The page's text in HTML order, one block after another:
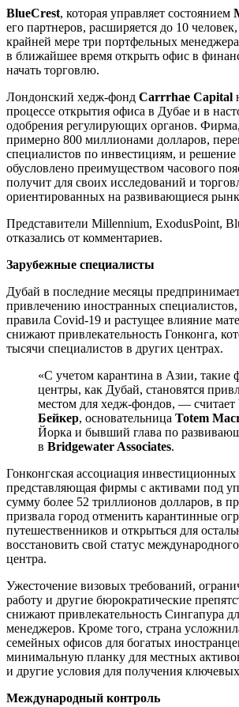
BlueCrest, которая управляет состоянием
его партнеров, расширяется до 10
крайней мере три портфельных
в ближайшее время открыть офис в
начать торговлю.
Лондонский хедж-фонд Carrrhae Capital
процессе открытия офиса в Дубае и в
одобрения регулирующих органов. Фирма,
примерно 800 миллионами долларов,
специалистов по инвестициям, и решение
обусловлено преимуществом часового
получит для своих исследований и
ориентированных на развивающиеся
Представители Millennium, ExodusPoint,
отказались от комментариев.
Зарубежные специалисты
Дубай в последние месяцы
привлечению иностранных специалистов,
правила Covid-19 и растущее влияние
снижают привлекательность Гонконга,
тысячи специалистов в других центрах.
«С учетом карантина в Азии, такие
центры, как Дубай, становятся
местом для хедж-фондов, — считает
Бейкер, основательница Totem
Йорка и бывший глава по
в Bridgewater Associates.
Гонконгская ассоциация
представляющая фирмы с активами под
сумму более 52 триллионов долларов, в
призвала город отменить карантинные
путешественников и открыться для
восстановить свой статус
центра.
Ужесточение визовых требований,
работу и другие бюрократические
снижают привлекательность Сингапура
менеджеров. Кроме того, страна
семейных офисов для богатых
минимальную планку для местных
и другие условия для получения
Международный контроль